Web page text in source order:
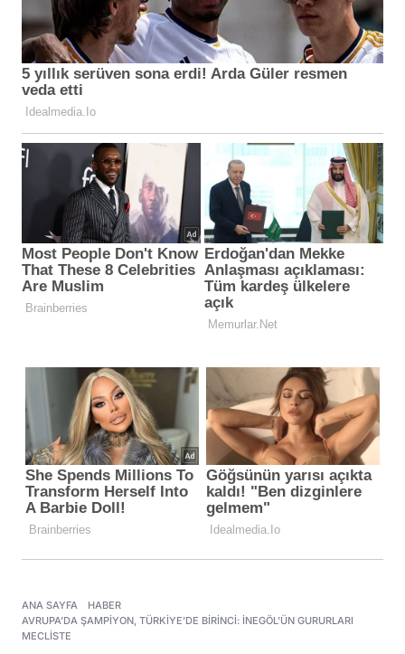
ANA SAYFA
HABER
AVRUPA’DA ŞAMPIYON, TÜRKIYE’DE BIRINCI: İNEGÖL’ÜN GURURLARI
MECLISTE